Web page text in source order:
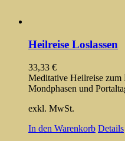
Heilreise Loslassen
33,33 €
Meditative Heilreise zum
Mondphasen und
exkl. MwSt.
In den Warenkorb Details